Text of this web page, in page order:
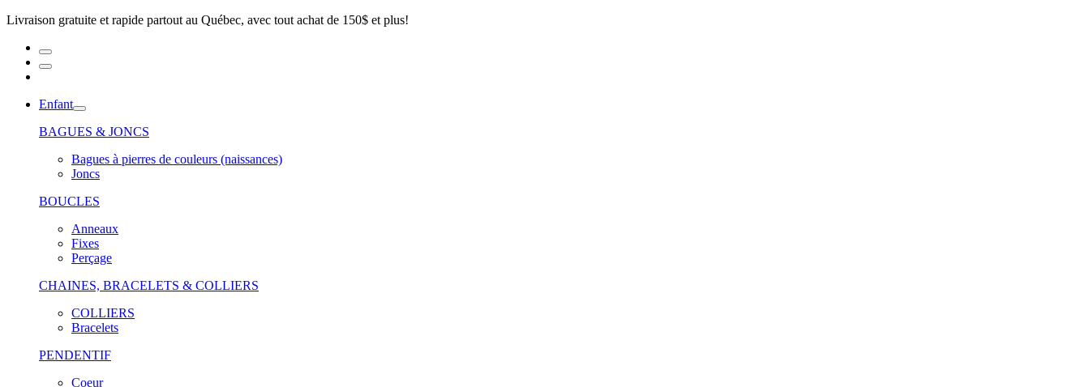
Livraison gratuite et rapide partout au Québec, avec tout achat de 150$ et plus!
Enfant
BAGUES & JONCS
Bagues à pierres de couleurs (naissances)
Joncs
BOUCLES
Anneaux
Fixes
Perçage
CHAINES, BRACELETS & COLLIERS
COLLIERS
Bracelets
PENDENTIF
Coeur